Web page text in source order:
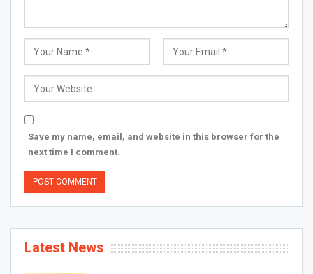
Save my name, email, and website in this browser for the
next time I comment.
Latest News